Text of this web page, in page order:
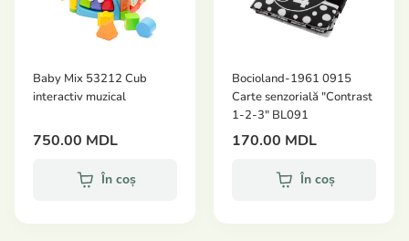
Baby Mix 53212 Cub
interactiv muzical
750.00 MDL
În coș
Bocioland-1961 0915
Carte senzorială "Contrast
1-2-3" BL091
170.00 MDL
În coș